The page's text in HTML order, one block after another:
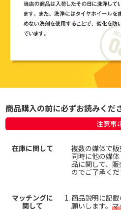
商品購入の前に必ずお読みくだ
注意事
在庫に関して
複数の媒体で
同時に他の媒
品に関して、
のでご了承くだ
マッチングに
関して
商品説明に記
願いします。 マ